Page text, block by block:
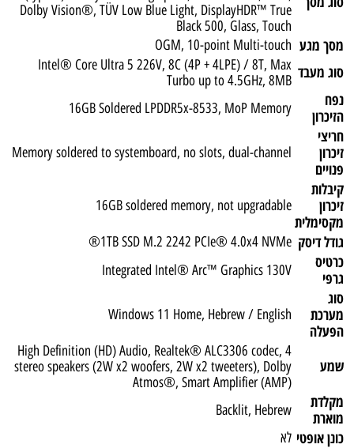
Dolby Vision®, TÜV Low Blue Light, DisplayHDR™ True
Black 500, Glass, Touch
מסך מגע OGM, 10-point Multi-touch
סוג מעבד Intel® Core Ultra 5 226V, 8C (4P + 4LPE) / 8T, Max
Turbo up to 4.5GHz, 8MB
נפח
הזיכרון
16GB Soldered LPDDR5x-8533, MoP Memory
חריצי
זיכרון
פנויים
Memory soldered to systemboard, no slots, dual-channel
קיבלות
זיכרון
מקסימלית
16GB soldered memory, not upgradable
גודל דיסק 1TB SSD M.2 2242 PCIe® 4.0x4 NVMe®
כרטיס
גרפי
Integrated Intel® Arc™ Graphics 130V
סוג
מערכת
הפעלה
Windows 11 Home, Hebrew / English
שמע
High Definition (HD) Audio, Realtek® ALC3306 codec, 4
stereo speakers (2W x2 woofers, 2W x2 tweeters), Dolby
Atmos®, Smart Amplifier (AMP)
מקלדת
מוארת
Backlit, Hebrew
כונן אופטי לא